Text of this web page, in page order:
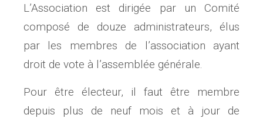
L’Association est dirigée par un Comité
composé de douze administrateurs, élus
par les membres de l’association ayant
droit de vote à l’assemblée générale.
Pour être électeur, il faut être membre
depuis plus de neuf mois et à jour de